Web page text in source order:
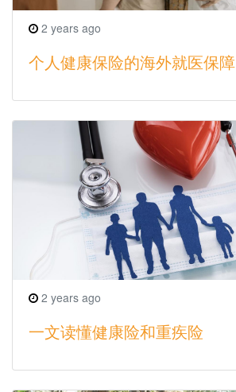
2 years ago
个人健康保险的海外就医保障
2 years ago
一文读懂健康险和重疾险